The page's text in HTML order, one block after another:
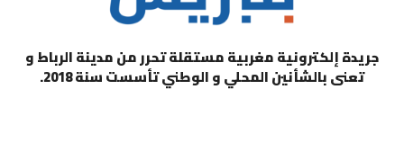
جريدة إلكترونية مغربية مستقلة تحرر من مدينة الرباط و
تعنى بالشأنين المحلي و الوطني تأسست سنة 2018.